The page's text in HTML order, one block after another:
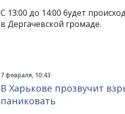
С 13:00 до 14:00 будет
в Дергачевской громаде.
7 февраля, 10:43
В Харькове прозвучит
паниковать